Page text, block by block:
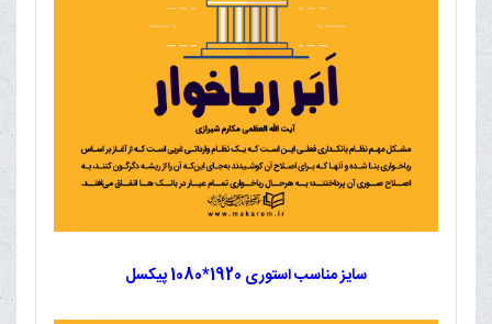
سایز مناسب استوری 1920*1080 پیکسل